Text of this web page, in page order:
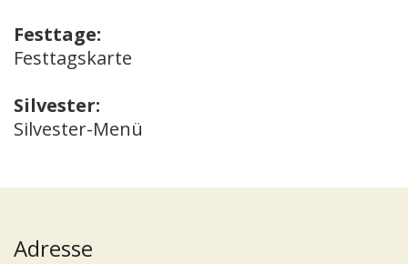
Festtage:
Festtagskarte
Silvester:
Silvester-Menü
Adresse